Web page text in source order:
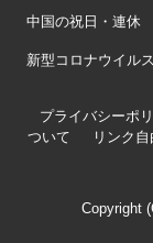
中国の祝日・連休
新型コロナウイル
プライバシーポ
ついて
リンク自
Copyright